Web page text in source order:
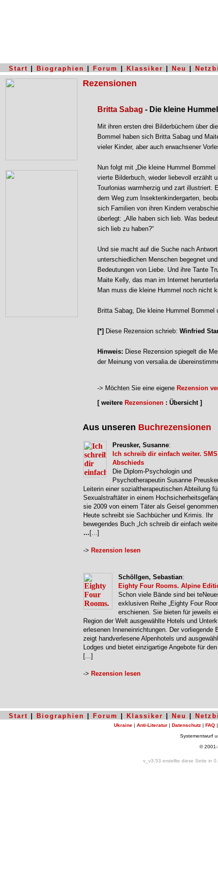
Start Biographien Forum Klassiker Neu
Rezensionen
Britta Sabag - Die kleine
Mit ihren ersten drei Bilderbüchern über
Bommel haben sich Britta Sabag und
vieler Kinder, aber auch erwachsener
Nun folgt mit „Die kleine Hummel Bommel
vierte Bilderbuch, wieder liebevoll erzählt
Tourlonias warmherzig und zart illustriert.
dem Weg zum Insektenkindergarten,
sich Familien von ihren Kindern
überlegt: „Alle haben sich lieb. Was
sich lieb zu haben?“
Und sie macht auf die Suche nach
unterschiedlichen Menschen begegnet
Bedeutungen von Liebe. Und ihre Tante
Maite Kelly, das man im Internet
Man muss die kleine Hummel noch nicht
Britta Sabag, Die kleine Hummel Bommel
[*] Diese Rezension schrieb: Winfried
Hinweis: Diese Rezension spiegelt die
der Meinung von versalia.de
-> Möchten Sie eine eigene Rezension
[ weitere Rezensionen : Übersicht ]
Aus unseren Buchrezensionen
Preusker, Susanne:
Ich schreib dir einfach weiter.
Abschieds
Die Diplom-Psychologin und
Psychotherapeutin Susanne
Leiterin einer sozialtherapeutischen Abteilung
Sexualstraftäter in einem
sie 2009 von einem Täter als Geisel
Heute schreibt sie Sachbücher und Krimis. Ihr
bewegendes Buch „Ich schreib dir einfach
… [...]
-> Rezension lesen
Schöllgen, Sebastian:
Eighty Four Rooms. Alpine
Schon viele Bände sind bei
exklusiven Reihe „Eighty Four
erschienen. Sie bieten für jeweils
Region der Welt ausgewählte Hotels und
erlesenen Inneneinrichtungen. Der vorliegende
zeigt handverlesene Alpenhotels und
Lodges und bietet einzigartige Angebote für
[...]
-> Rezension lesen
Start Biographien Forum Klassiker Neu
Ukraine | Anti-Literatur | Datenschutz | FAQ
Systementwurf
©
v_v3.53 erstellte diese Seite in